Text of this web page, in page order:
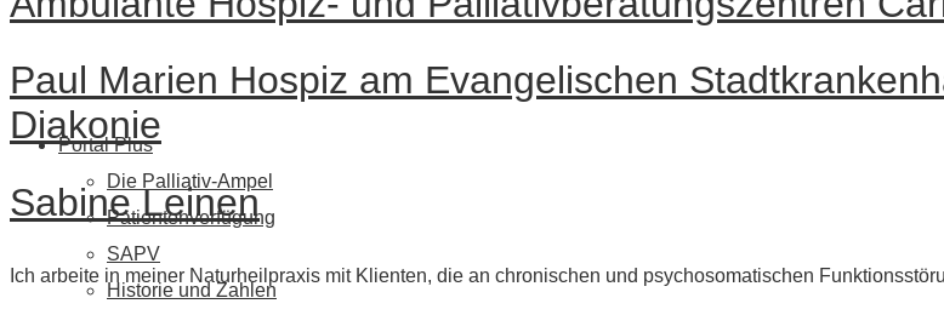
Portal Plus
Die Palliativ-Ampel
Patientenverfügung
SAPV
Historie und Zahlen
Paul Marien Hospiz am Evangelischen
Diakonie
Sabine Leinen
Ich arbeite in meiner Naturheilpraxis mit Klienten, die an chronischen und psychosomatischen